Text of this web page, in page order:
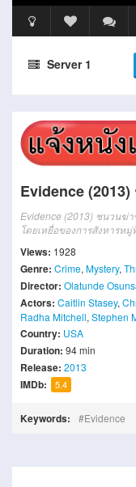
Server 1
Evidence
Evidence (2013) ชนวน
โดยเหยื่อของการสังหารห
Views: 1928
Genre: Crime, Mystery,
Director: Olatunde
Actors: Caitlin Stasey,
Radha Mitchell, Stephen
Country: USA
Duration: 94 min
Release: 2013
IMDb: 5.4
Keywords: Evidence